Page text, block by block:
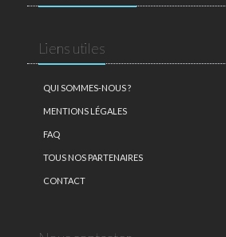
Liens utiles
QUI SOMMES-NOUS ?
MENTIONS LÉGALES
FAQ
TOUS NOS PARTENAIRES
CONTACT